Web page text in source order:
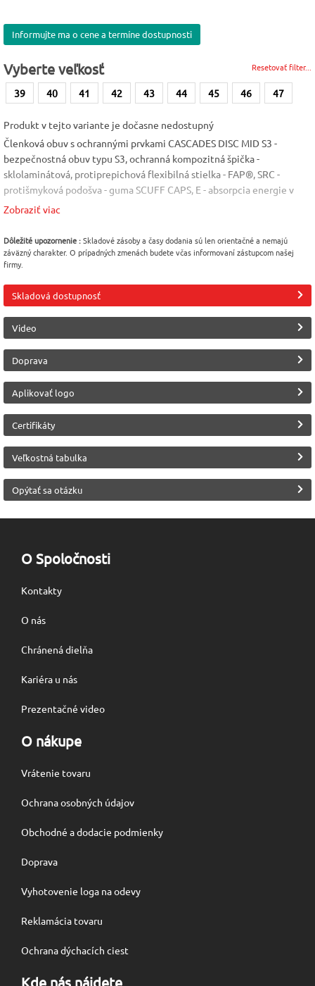
Informujte ma o cene a termíne dostupnosti
Resetovať filter...
Vyberte veľkosť
39 40 41 42 43 44 45 46 47
Produkt v tejto variante je dočasne nedostupný
Členková obuv s ochrannými prvkami CASCADES DISC MID S3 -
bezpečnostná obuv typu S3, ochranná kompozitná špička -
sklolaminátová, protiprepichová flexibilná stielka - FAP®, SRC -
protišmyková podošva - guma SCUFF CAPS, E - absorpcia energie v
oblasti päty, FO - odolná palivovému oleju, CI, HI - izolujúca chlad a
odolná, A - antistatická, bez kovových častí, certifikácia DGUV 112-
191. Materiál: Vrchný materiál - hladká vodeodolná koža, podšívka -
BreathActive. Norma: EN 20345. Veľkosť: 39-47
Norma
EN 20345
Vlastnosť
Vodeodolná
Vlastnosť
nekovová
Vlastnosť
tepelne odolná
(HRO)
Bezpečnostné prvky
Kompozitová špica
Bezpečnostné prvky
Sklolaminátová
stielka proti
prepichnutiu
Protišmykovosť
podrážky
Malfini (Adler)
Koža
Zobraziť viac
Dôležité upozornenie :Skladové zásoby a časy dodania sú len orientačné a nemajú
záväzný charakter. O prípadných zmenách budete včas informovaní zástupcom našej
firmy.
Skladová dostupnosť
Video
Doprava
Aplikovať logo
Certifikáty
Veľkostná tabulka
Opýtať sa otázku
O Spoločnosti
Kontakty
O nás
Chránená dielňa
Kariéra u nás
Prezentačné video
O nákupe
Vrátenie tovaru
Ochrana osobných údajov
Obchodné a dodacie podmienky
Doprava
Vyhotovenie loga na odevy
Reklamácia tovaru
Ochrana dýchacích ciest
Kde nás nájdete